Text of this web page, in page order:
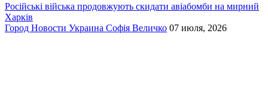
Російські війська продовжують скидати авіабомби на мирний
Харків
Город Новости Украина Софія Величко 07 июля, 2026